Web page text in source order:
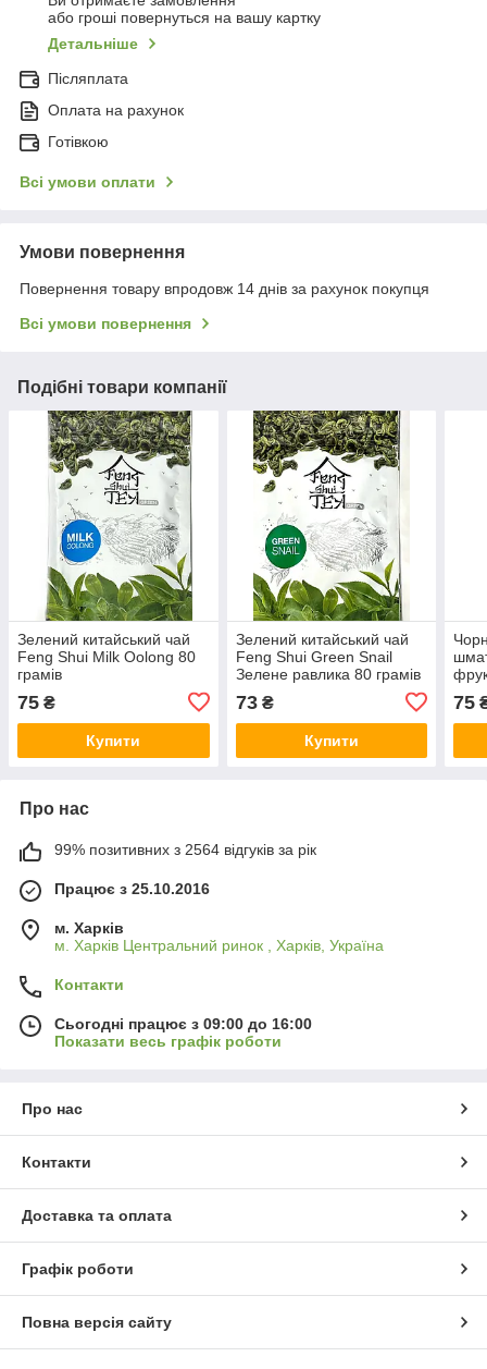
або гроші повернуться на вашу картку
Детальніше
Післяплата
Оплата на рахунок
Готівкою
Всі умови оплати
Умови повернення
Повернення товару впродовж 14 днів за рахунок покупця
Всі умови повернення
Подібні товари компанії
Зелений китайський чай
Feng Shui Milk Oolong 80
грамів
75 ₴
Купити
Зелений китайський чай
Feng Shui Green Snail
Зелене равлика 80 грамів
73₴
Купити
75
Про нас
99% позитивних з 2564 відгуків за рік
Працює з 25.10.2016
м. Харків
м. Харків Центральний ринок , Харків, Україна
Контакти
Сьогодні працює з 09:00 до 16:00
Показати весь графік роботи
Про нас
Контакти
Доставка та оплата
Графік роботи
Повна версія сайту